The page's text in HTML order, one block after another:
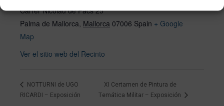
Carrer Nicolau de Pacs 25
Palma de Mallorca, Mallorca 07006 Spain + Google
Map
Ver el sitio web del Recinto
NOTTURNI de UGO
RICARDI – Exposición
XI Certamen de Pintura de
Temática Militar – Exposición